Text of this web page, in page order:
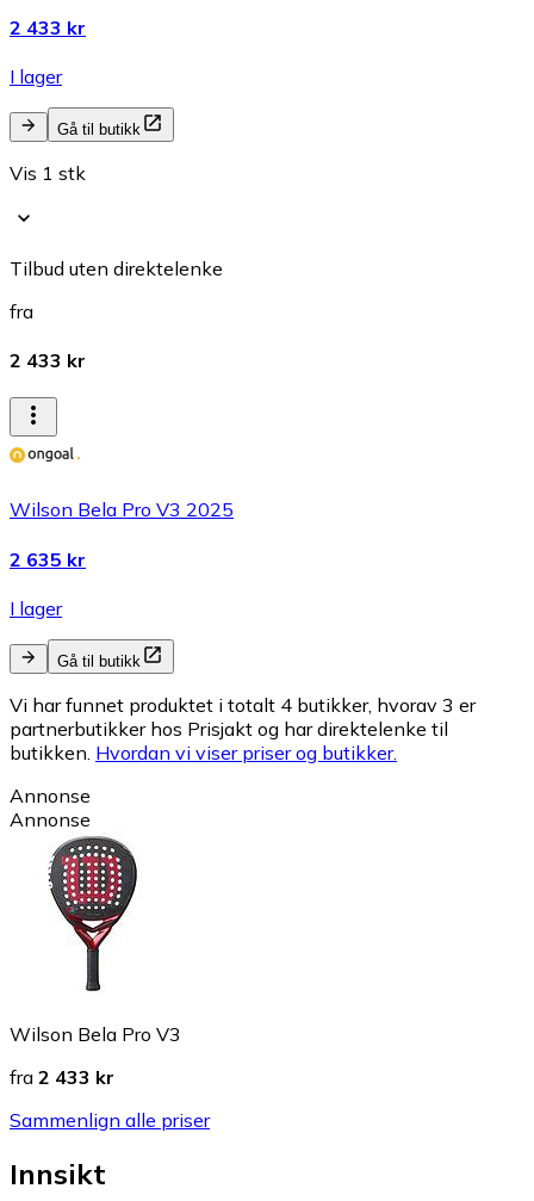
2 433 kr
I lager
Gå til butikk
Vis 1 stk
Tilbud uten direktelenke
fra
2 433 kr
Wilson Bela Pro V3 2025
2 635 kr
I lager
Gå til butikk
Vi har funnet produktet i totalt 4 butikker, hvorav 3 er
partnerbutikker hos Prisjakt og har direktelenke til
butikken. Hvordan vi viser priser og butikker.
Annonse
Annonse
Wilson Bela Pro V3
fra 2 433 kr
Sammenlign alle priser
Innsikt